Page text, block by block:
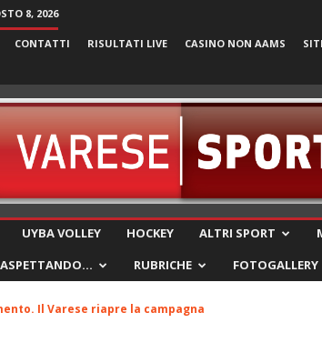
8, 2026
CONTATTI RISULTATI LIVE CASINO NON AAMS
UYBA VOLLEY HOCKEY ALTRI SPORT
ASPETTANDO… RUBRICHE FOTOGALLERY
Il Varese riapre la campagna